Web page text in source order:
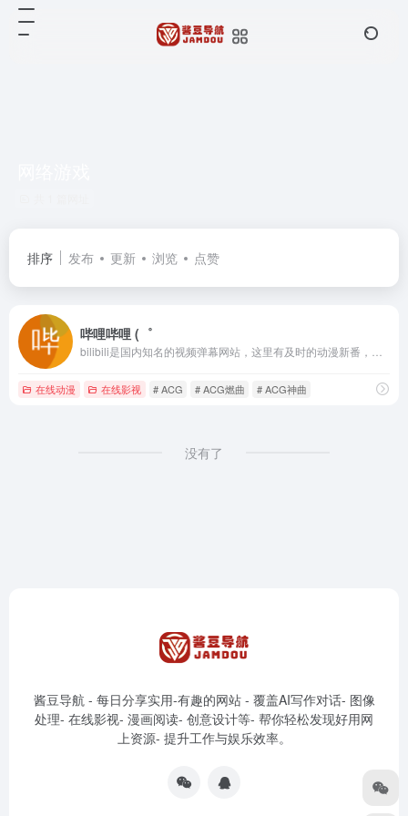
排序 发布 更新 浏览 点赞
哔哩哔哩 (゜
在线动漫 在线影视 # ACG # ACG燃曲 # ACG神曲
没有了
酱豆导航 - 每日分享实用-有趣的网站 - 覆盖AI写作对话- 图像
处理- 在线影视- 漫画阅读- 创意设计等- 帮你轻松发现好用网
上资源- 提升工作与娱乐效率。